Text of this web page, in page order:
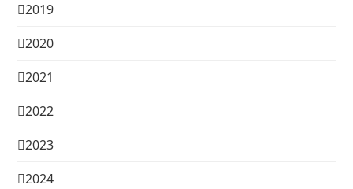
2019
2020
2021
2022
2023
2024